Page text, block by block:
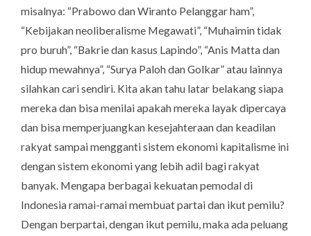
misalnya: “Prabowo dan Wiranto Pelanggar ham”,
“Kebijakan neoliberalisme Megawati”, “Muhaimin tidak
pro buruh”, “Bakrie dan kasus Lapindo”, “Anis Matta dan
hidup mewahnya”, “Surya Paloh dan Golkar” atau lainnya
silahkan cari sendiri. Kita akan tahu latar belakang siapa
mereka dan bisa menilai apakah mereka layak dipercaya
dan bisa memperjuangkan kesejahteraan dan keadilan
rakyat sampai mengganti sistem ekonomi kapitalisme ini
dengan sistem ekonomi yang lebih adil bagi rakyat
banyak. Mengapa berbagai kekuatan pemodal di
Indonesia ramai-ramai membuat partai dan ikut pemilu?
Dengan berpartai, dengan ikut pemilu, maka ada peluang